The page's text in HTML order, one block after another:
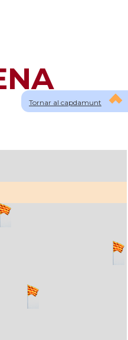
Tornar al capdamunt